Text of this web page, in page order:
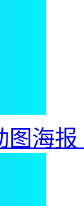
图海报